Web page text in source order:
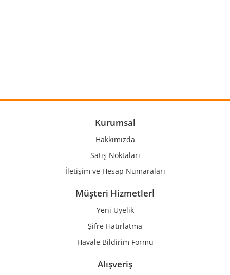
Ürün açıklamasında eksik bilgiler bulunuyor.
Ürün bilgilerinde hatalar bulunuyor.
Gönder
Kurumsal
Hakkımızda
Satış Noktaları
İletişim ve Hesap Numaraları
Müşteri Hizmetlerİ
Yeni Üyelik
Şifre Hatırlatma
Havale Bildirim Formu
Alışveriş